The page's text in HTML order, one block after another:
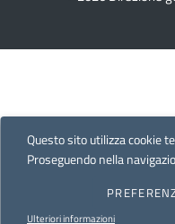
Questo sito utilizza cookie
Proseguendo nella
Ulteriori informazioni